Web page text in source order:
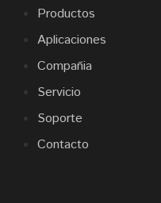
Productos
Aplicaciones
Compañia
Servicio
Soporte
Contacto